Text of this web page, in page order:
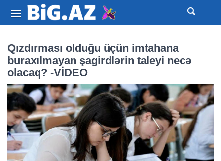
Qızdırması olduğu üçün imtahana
buraxılmayan şagirdlərin taleyi necə
olacaq? -VİDEO